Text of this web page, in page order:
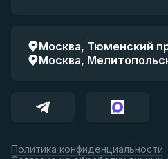
Москва, Тюменский
Москва,
Политика конфиденциальности